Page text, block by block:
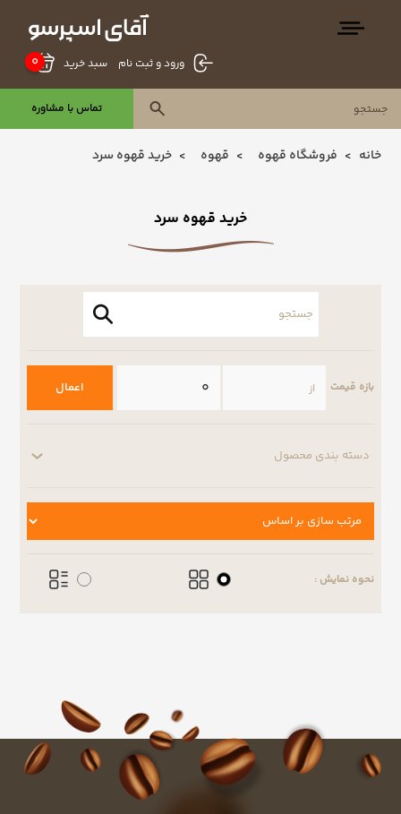
ورود و ثبت نام 0 سبد خرید
تماس با مشاوره
خانه فروشگاه قهوه قهوه خرید قهوه سرد
خرید قهوه سرد
بازه قیمت اعمال
دسته بندی محصول
نحوه نمایش :